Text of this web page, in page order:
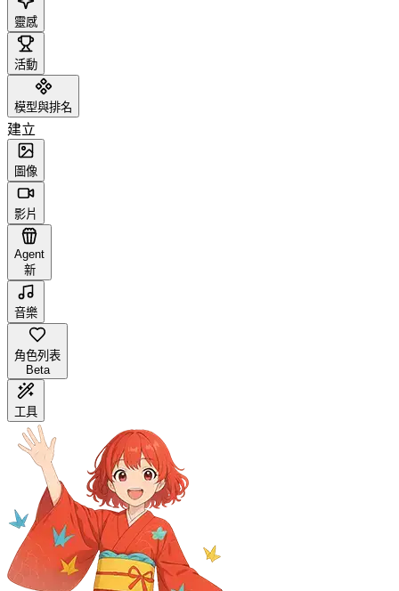
靈感
活動
模型與排名
建立
圖像
影片
Agent
新
音樂
角色列表
Beta
工具